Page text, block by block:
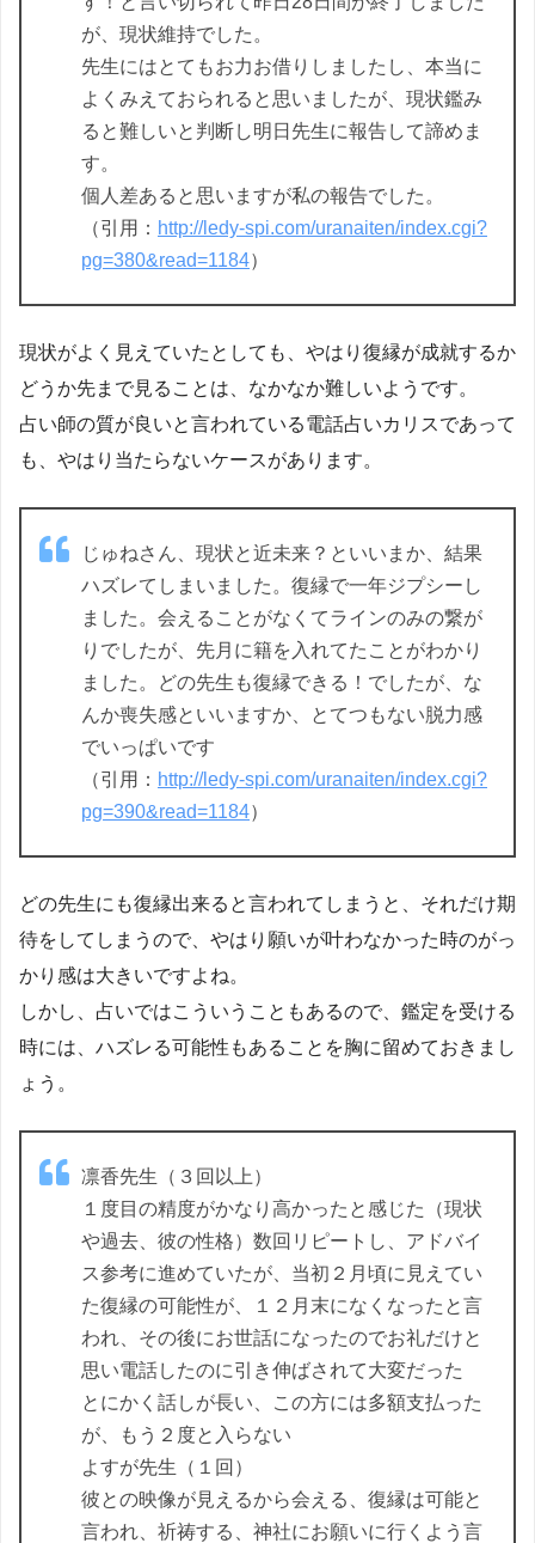
が、現状維持でした。
先生にはとてもお力お借りしましたし、本当に
よくみえておられると思いましたが、現状鑑み
ると難しいと判断し明日先生に報告して諦めま
す。
個人差あると思いますが私の報告でした。
（引用： http://ledy-spi.com/uranaiten/index.cgi?
pg=380&read=1184）
現状がよく見えていたとしても、やはり復縁が成就するか
どうか先まで見ることは、なかなか難しいようです。
占い師の質が良いと言われている電話占いカリスであって
も、やはり当たらないケースがあります。
じゅねさん、現状と近未来？といいまか、結果
ハズレてしまいました。復縁で一年ジプシーし
ました。会えることがなくてラインのみの繋が
りでしたが、先月に籍を入れてたことがわかり
ました。どの先生も復縁できる！でしたが、な
んか喪失感といいますか、とてつもない脱力感
でいっぱいです
（引用： http://ledy-spi.com/uranaiten/index.cgi?
pg=390&read=1184）
どの先生にも復縁出来ると言われてしまうと、それだけ期
待をしてしまうので、やはり願いが叶わなかった時のがっ
かり感は大きいですよね。
しかし、占いではこういうこともあるので、鑑定を受ける
時には、ハズレる可能性もあることを胸に留めておきまし
ょう。
凛香先生（３回以上）
１度目の精度がかなり高かったと感じた（現状
や過去、彼の性格）数回リピートし、アドバイ
ス参考に進めていたが、当初２月頃に見えてい
た復縁の可能性が、１２月末になくなったと言
われ、その後にお世話になったのでお礼だけと
思い電話したのに引き伸ばされて大変だった
とにかく話しが長い、この方には多額支払った
が、もう２度と入らない
よすが先生（１回）
彼との映像が見えるから会える、復縁は可能と
言われ、祈祷する、神社にお願いに行くよう言